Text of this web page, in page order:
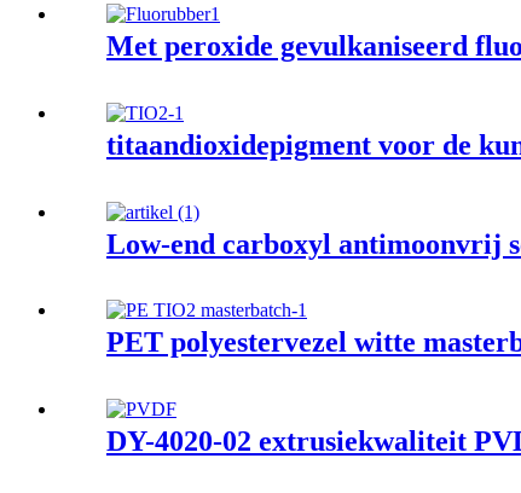
Met peroxide gevulkaniseerd
titaandioxidepigment voor de
Low-end carboxyl antimoonvrij
PET polyestervezel witte
DY-4020-02 extrusiekwaliteit